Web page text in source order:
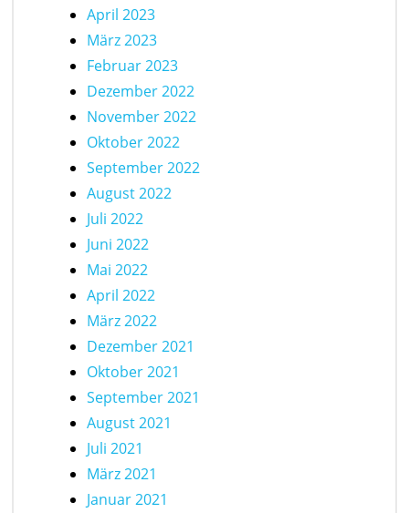
April 2023
März 2023
Februar 2023
Dezember 2022
November 2022
Oktober 2022
September 2022
August 2022
Juli 2022
Juni 2022
Mai 2022
April 2022
März 2022
Dezember 2021
Oktober 2021
September 2021
August 2021
Juli 2021
März 2021
Januar 2021